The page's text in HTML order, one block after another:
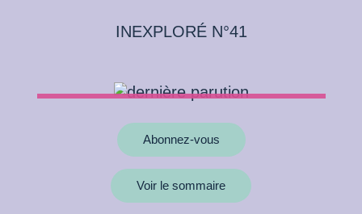
INEXPLORÉ N°41
Abonnez-vous
Voir le sommaire